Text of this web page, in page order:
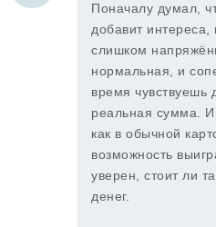
Поначалу думал,
добавит интереса,
слишком
нормальная, и
время чувствуешь
реальная сумма.
как в обычной
возможность
уверен, стоит ли
денег.